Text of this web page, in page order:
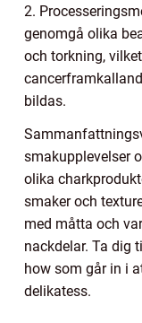
2.
genomgå olika
och torkning,
bildas.
smakupplevelser
olika
smaker och
med måtta och
nackdelar. Ta dig
how som går in i
delikatess.